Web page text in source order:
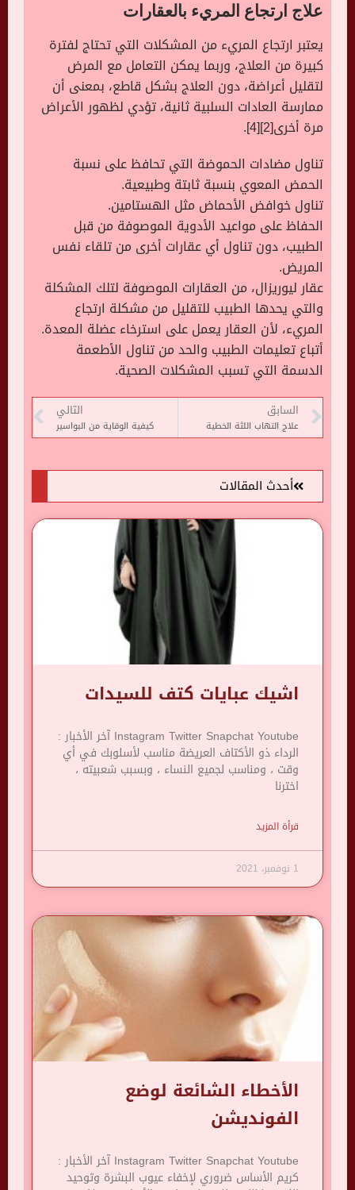
علاج ارتجاع المريء بالعقارات
يعتبر ارتجاع المريء من المشكلات التي تحتاج لفترة
كبيرة من العلاج، وربما يمكن التعامل مع المرض
لتقليل أعراضة، دون العلاج بشكل قاطع، بمعنى أن
ممارسة العادات السلبية ثانية، تؤدي لظهور الأعراض
مرة أخرى[2][4].
تناول مضادات الحموضة التي تحافظ على نسبة
الحمض المعوي بنسبة ثابتة وطبيعية.
تناول خوافض الأحماض مثل الهستامين.
الحفاظ على مواعيد الأدوية الموصوفة من قبل
الطبيب، دون تناول أي عقارات أخرى من تلقاء نفس
المريض.
عقار ليوريزال، من العقارات الموصوفة لتلك المشكلة
والتي يحدها الطبيب للتقليل من مشكلة ارتجاع
المريء، لأن العقار يعمل على استرخاء عضلة المعدة.
أتباع تعليمات الطبيب والحد من تناول الأطعمة
الدسمة التي تسبب المشكلات الصحية.
السابق
علاج التهاب اللثة الخطية
التالي
كيفية الوقاية من البواسير
أحدث المقالات
اشيك عبايات كتف للسيدات
Instagram Twitter Snapchat Youtube آخر الأخبار :
الرداء ذو ​​الأكتاف العريضة مناسب لأسلوبك في أي
وقت ، ومناسب لجميع النساء ، وبسبب شعبيته ،
اخترنا
قرأة المزيد
1 نوفمبر، 2021
الأخطاء الشائعة لوضع
الفونديشن
Instagram Twitter Snapchat Youtube آخر الأخبار :
كريم الأساس ضروري لإخفاء عيوب البشرة وتوحيد